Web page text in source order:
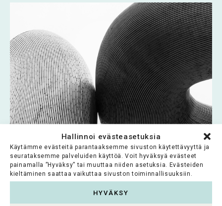
Hallinnoi evästeasetuksia
Käytämme evästeitä parantaaksemme sivuston käytettävyyttä ja
seurataksemme palveluiden käyttöä. Voit hyväksyä evästeet
painamalla ”Hyväksy” tai muuttaa niiden asetuksia. Evästeiden
kieltäminen saattaa vaikuttaa sivuston toiminnallisuuksiin.
HYVÄKSY
Tradekan Säätiö
Tradekan Säätiön tarkoituksena on
edistysmielisen osuustoimintaliikkeen
sivistyksellisen, kulttuurisen ja aatteellisen